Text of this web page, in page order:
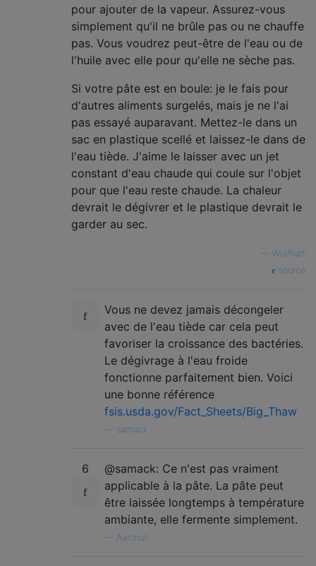
pour ajouter de la vapeur. Assurez-vous
simplement qu'il ne brûle pas ou ne chauffe
pas. Vous voudrez peut-être de l'eau ou de
l'huile avec elle pour qu'elle ne sèche pas.
Si votre pâte est en boule: je le fais pour
d'autres aliments surgelés, mais je ne l'ai
pas essayé auparavant. Mettez-le dans un
sac en plastique scellé et laissez-le dans de
l'eau tiède. J'aime le laisser avec un jet
constant d'eau chaude qui coule sur l'objet
pour que l'eau reste chaude. La chaleur
devrait le dégivrer et le plastique devrait le
garder au sec.
Wulfhart
source
Vous ne devez jamais décongeler
avec de l'eau tiède car cela peut
favoriser la croissance des bactéries.
Le dégivrage à l'eau froide
fonctionne parfaitement bien. Voici
une bonne référence
fsis.usda.gov/Fact_Sheets/Big_Thaw
samack
6
@samack: Ce n'est pas vraiment
applicable à la pâte. La pâte peut
être laissée longtemps à température
ambiante, elle fermente simplement.
Aaronut